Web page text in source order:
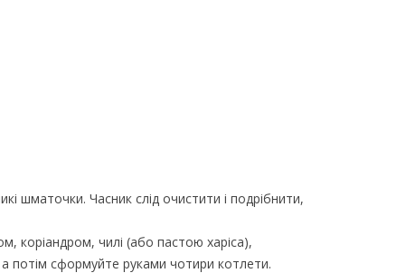
шматочки. Часник слід очистити і подрібнити,
коріандром, чилі (або пастою харіса),
потім сформуйте руками чотири котлети.